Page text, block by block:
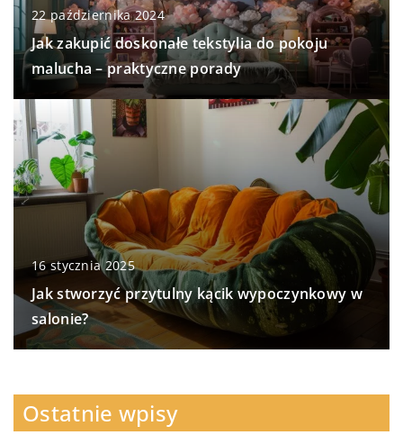
22 października 2024
Jak zakupić doskonałe tekstylia do pokoju
malucha – praktyczne porady
16 stycznia 2025
Jak stworzyć przytulny kącik wypoczynkowy w
salonie?
Ostatnie wpisy